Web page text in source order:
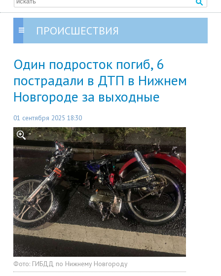
ПРОИСШЕСТВИЯ
Один подросток погиб, 6
пострадали в ДТП в Нижнем
Новгороде за выходные
01 сентября 2025 18:30
Фото: ГИБДД по Нижнему Новгороду